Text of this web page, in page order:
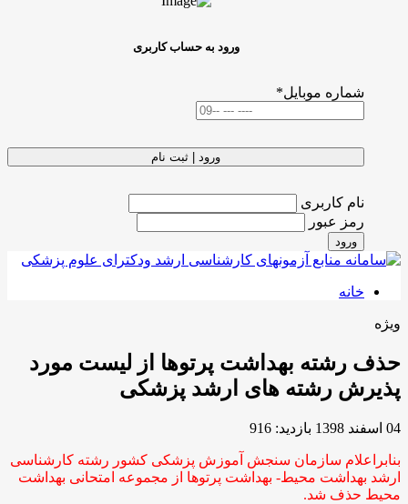
ورود به حساب کاربری
شماره موبایل*
ورود | ثبت نام
نام کاربری
رمز عبور
ورود
خانه
ویژه
حذف رشته بهداشت پرتوها از لیست مورد
پذیرش رشته های ارشد پزشکی
04 اسفند 1398 بازدید: 916
بنابراعلام سازمان سنجش آموزش پزشکی کشور رشته کارشناسی
ارشد بهداشت محیط- بهداشت پرتوها از مجموعه امتحانی بهداشت
محیط حذف شد.